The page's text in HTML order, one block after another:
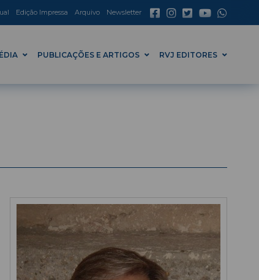
Edição Impressa Arquivo Newsletter
PUBLICAÇÕES E ARTIGOS RVJ EDITORES